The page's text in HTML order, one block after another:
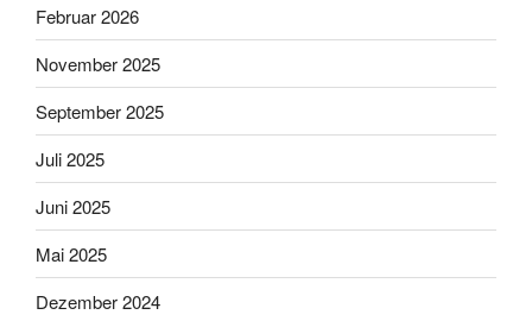
Februar 2026
November 2025
September 2025
Juli 2025
Juni 2025
Mai 2025
Dezember 2024